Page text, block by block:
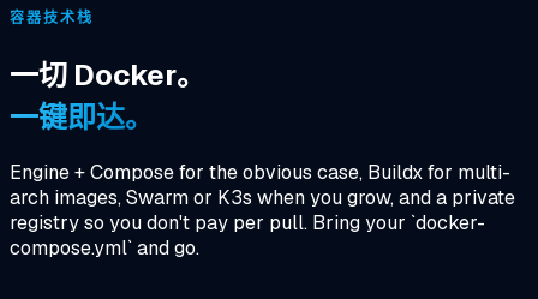
容器技术栈
一切 Docker。
一键即达。
Engine + Compose for the obvious case, Buildx for multi-
arch images, Swarm or K3s when you grow, and a private
registry so you don't pay per pull. Bring your `docker-
compose.yml` and go.